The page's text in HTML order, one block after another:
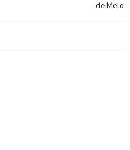
de Melo